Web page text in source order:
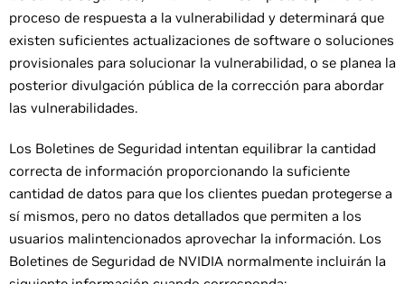
proceso de respuesta a la vulnerabilidad y determinará que
existen suficientes actualizaciones de software o soluciones
provisionales para solucionar la vulnerabilidad, o se planea la
posterior divulgación pública de la corrección para abordar
las vulnerabilidades.
Los Boletines de Seguridad intentan equilibrar la cantidad
correcta de información proporcionando la suficiente
cantidad de datos para que los clientes puedan protegerse a
sí mismos, pero no datos detallados que permiten a los
usuarios malintencionados aprovechar la información. Los
Boletines de Seguridad de NVIDIA normalmente incluirán la